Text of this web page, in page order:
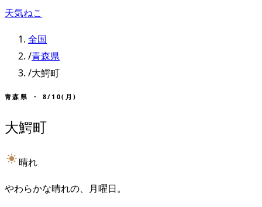
天気ねこ
全国
/青森県
/大鰐町
青森県 ・ 8/10(月)
大鰐町
晴れ
やわらかな晴れの、月曜日。